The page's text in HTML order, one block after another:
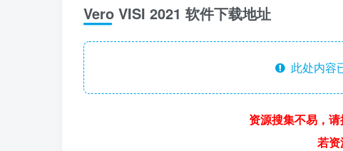
Vero VISI 2021 软件下载地址
此处内容
资源搜集不易，
若